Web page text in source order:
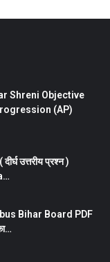
Shreni Objective
(AP)
उत्तरीय प्रश्न )
Bihar Board PDF